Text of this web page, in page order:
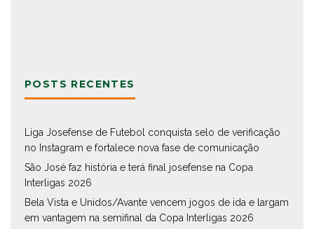
POSTS RECENTES
Liga Josefense de Futebol conquista selo de verificação
no Instagram e fortalece nova fase de comunicação
São José faz história e terá final josefense na Copa
Interligas 2026
Bela Vista e Unidos/Avante vencem jogos de ida e largam
em vantagem na semifinal da Copa Interligas 2026